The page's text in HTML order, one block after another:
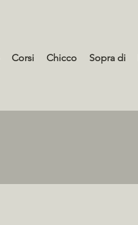
Corsi Chicco Sopra di